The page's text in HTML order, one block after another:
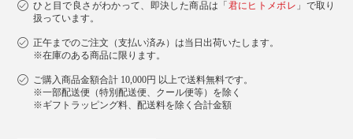
ひと目で良さがわかって、即決した商品は「 君にヒトメボレ 」で取り
扱っています。
正午までのご注文（支払い済み）は当日出荷いたします。
※在庫のある商品に限ります。
ご購入商品金額合計 10,000円 以上で送料無料です。
※一部配送便（特別配送便、クール便等）を除く
※ギフトラッピング料、配送料を除く合計金額